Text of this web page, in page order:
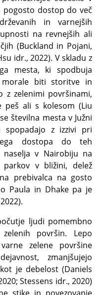
pogosto dostop do več
in varnejših
na revnejših ali
(Buckland in Pojani,
idr., 2022). V skladu z
mesta, ki spodbuja
biti storitve in
z zelenimi površinami,
peš ali s kolesom (Liu
številna mesta v Južni
spopadajo z izzivi pri
dostopa do teh
v Nairobiju na
v bližini, delež
prebivalca na gosto
Paula in Dhake pa je
ljudi pomembno
površin. Lepo
zelene površine
zmanjšujejo
je debelost (Daniels
Stessens idr., 2020)